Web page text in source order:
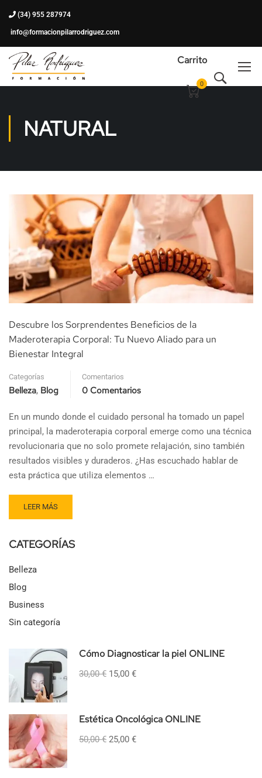
(34) 955 287974
info@formacionpilarrodriguez.com
Carrito
0
NATURAL
Descubre los Sorprendentes Beneficios de la
Maderoterapia Corporal: Tu Nuevo Aliado para un
Bienestar Integral
Categorías
Belleza, Blog
Comentarios
0 Comentarios
En un mundo donde el cuidado personal ha tomado un papel
principal, la maderoterapia corporal emerge como una técnica
revolucionaria que no solo promete relajación, sino también
resultados visibles y duraderos. ¿Has escuchado hablar de
esta práctica que utiliza elementos …
LEER MÁS
CATEGORÍAS
Belleza
Blog
Business
Sin categoría
Cómo Diagnosticar la piel ONLINE
30,00 € 15,00 €
Estética Oncológica ONLINE
50,00 € 25,00 €